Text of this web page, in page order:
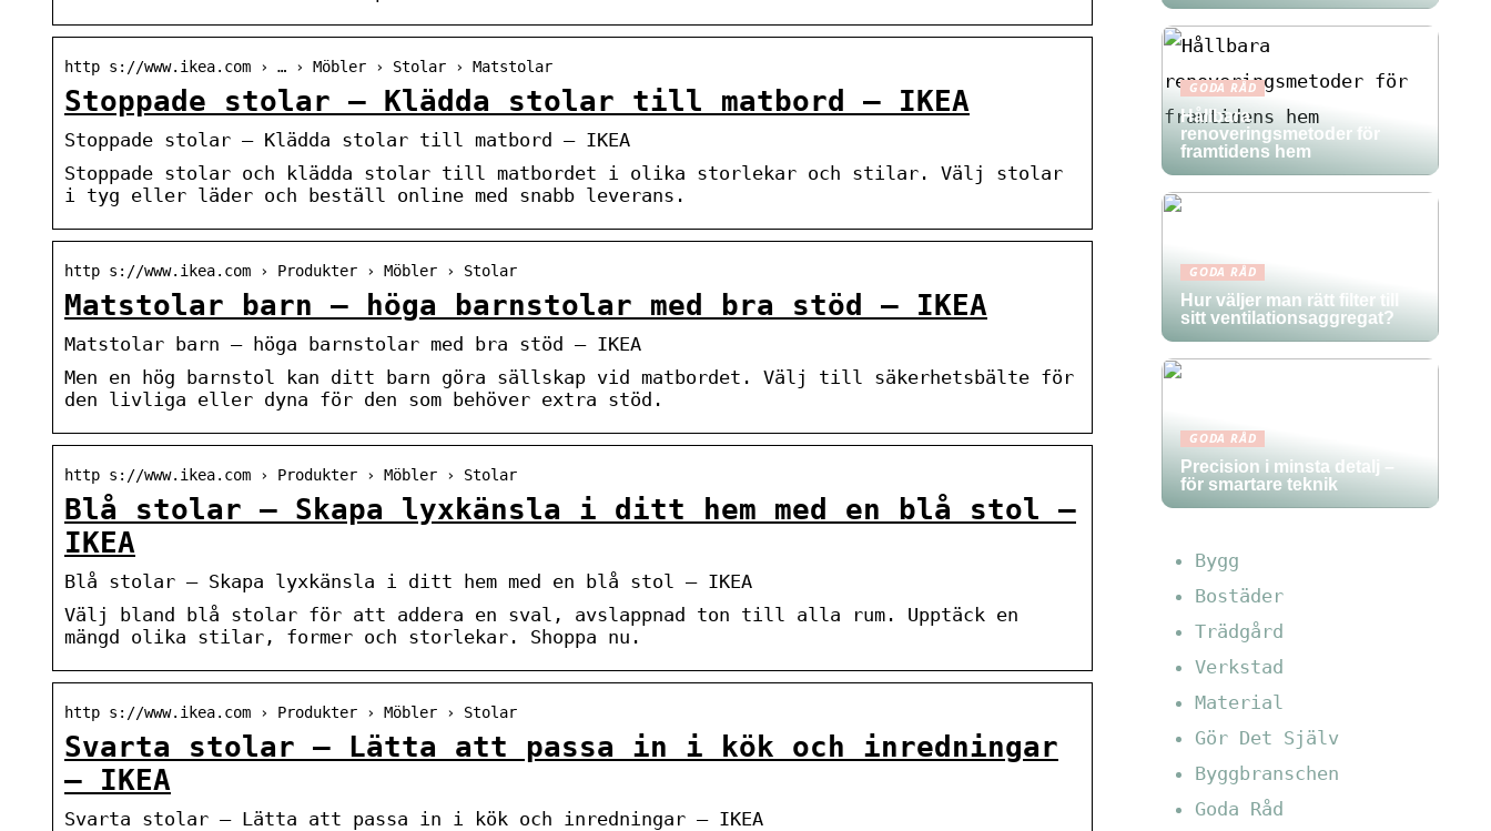
http s://www.ikea.com › … › Möbler › Stolar › Matstolar
Stoppade stolar – Klädda stolar till matbord – IKEA
Stoppade stolar – Klädda stolar till matbord – IKEA
Stoppade stolar och klädda stolar till matbordet i olika storlekar och stilar. Välj stolar
i tyg eller läder och beställ online med snabb leverans.
http s://www.ikea.com › Produkter › Möbler › Stolar
Matstolar barn – höga barnstolar med bra stöd – IKEA
Matstolar barn – höga barnstolar med bra stöd – IKEA
Men en hög barnstol kan ditt barn göra sällskap vid matbordet. Välj till säkerhetsbälte för
den livliga eller dyna för den som behöver extra stöd.
http s://www.ikea.com › Produkter › Möbler › Stolar
Blå stolar – Skapa lyxkänsla i ditt hem med en blå stol –
IKEA
Blå stolar – Skapa lyxkänsla i ditt hem med en blå stol – IKEA
Välj bland blå stolar för att addera en sval, avslappnad ton till alla rum. Upptäck en
mängd olika stilar, former och storlekar. Shoppa nu.
http s://www.ikea.com › Produkter › Möbler › Stolar
Svarta stolar – Lätta att passa in i kök och inredningar
– IKEA
Svarta stolar – Lätta att passa in i kök och inredningar – IKEA
GODA RÅD
Hållbara
renoveringsmetoder för
framtidens hem
GODA RÅD
Hur väljer man rätt filter till
sitt ventilationsaggregat?
GODA RÅD
Precision i minsta detalj –
för smartare teknik
Bygg
Bostäder
Trädgård
Verkstad
Material
Gör Det Själv
Byggbranschen
Goda Råd